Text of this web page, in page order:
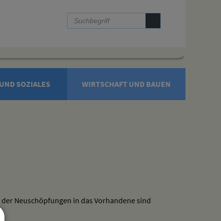
SOZIALES WIRTSCHAFT UND BAUEN
Neuschöpfungen in das Vorhandene sind